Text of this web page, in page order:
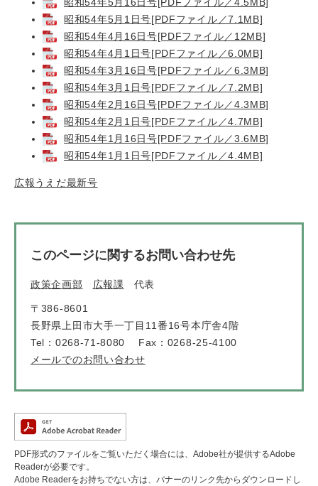
昭和54年5月1日号[PDFファイル／7.1MB]
昭和54年4月16日号[PDFファイル／12MB]
昭和54年4月1日号[PDFファイル／6.0MB]
昭和54年3月16日号[PDFファイル／6.3MB]
昭和54年3月1日号[PDFファイル／7.2MB]
昭和54年2月16日号[PDFファイル／4.3MB]
昭和54年2月1日号[PDFファイル／4.7MB]
昭和54年1月16日号[PDFファイル／3.6MB]
昭和54年1月1日号[PDFファイル／4.4MB]
広報うえだ最新号
このページに関するお問い合わせ先
政策企画部 広報課 代表
〒386-8601
長野県上田市大手一丁目11番16号本庁舎4階
Tel：0268-71-8080
Fax：0268-25-4100
メールでのお問い合わせ
PDF形式のファイルをご覧いただく場合には、Adobe社が提供するAdobe
Readerが必要です。
Adobe Readerをお持ちでない方は、バナーのリンク先からダウンロードし